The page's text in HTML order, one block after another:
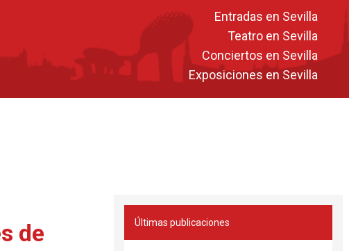
Entradas en Sevilla
Teatro en Sevilla
Conciertos en Sevilla
Exposiciones en Sevilla
de
Últimas publicaciones